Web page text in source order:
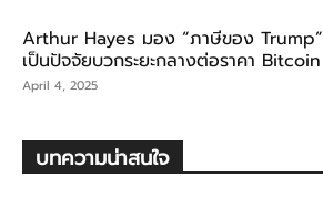
Arthur Hayes มอง “ภาษีของ Trump”
เป็นปัจจัยบวกระยะกลางต่อราคา Bitcoin
April 4, 2025
บทความน่าสนใจ